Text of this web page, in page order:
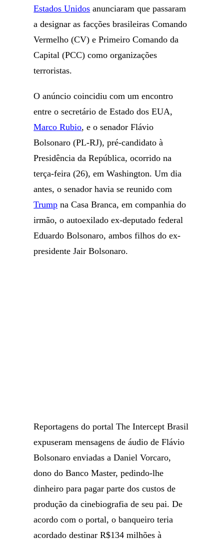
Estados Unidos anunciaram que passaram
a designar as facções brasileiras Comando
Vermelho (CV) e Primeiro Comando da
Capital (PCC) como organizações
terroristas.
O anúncio coincidiu com um encontro
entre o secretário de Estado dos EUA,
Marco Rubio, e o senador Flávio
Bolsonaro (PL-RJ), pré-candidato à
Presidência da República, ocorrido na
terça-feira (26), em Washington. Um dia
antes, o senador havia se reunido com
Trump na Casa Branca, em companhia do
irmão, o autoexilado ex-deputado federal
Eduardo Bolsonaro, ambos filhos do ex-
presidente Jair Bolsonaro.
Reportagens do portal The Intercept Brasil
expuseram mensagens de áudio de Flávio
Bolsonaro enviadas a Daniel Vorcaro,
dono do Banco Master, pedindo-lhe
dinheiro para pagar parte dos custos de
produção da cinebiografia de seu pai. De
acordo com o portal, o banqueiro teria
acordado destinar R$134 milhões à